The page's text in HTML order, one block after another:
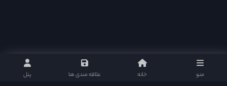
منو خانه علاقه مندی ها پنل